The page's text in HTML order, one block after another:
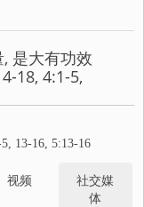
是大有功效
18, 4:1-5,
13-16, 5:13-16
视频
社交媒
体